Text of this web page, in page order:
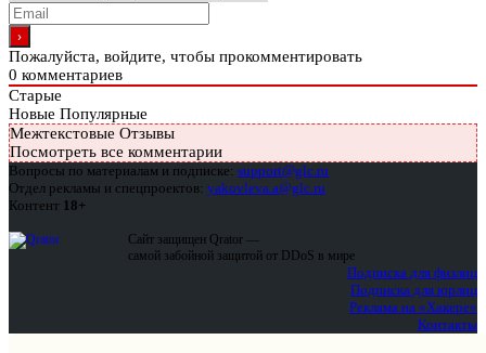
Пожалуйста, войдите, чтобы прокомментировать
0 комментариев
Старые
Новые Популярные
Межтекстовые Отзывы
Посмотреть все комментарии
Вопросы по материалам и подписке: support@glc.ru
Отдел рекламы и спецпроектов: yakovleva.a@glc.ru
Контент 18+
Сайт защищен Qrator —
самой забойной защитой от DDoS в мире
Подписка для физлиц
Подписка для юрлиц
Реклама на «Хакере»
Контакты